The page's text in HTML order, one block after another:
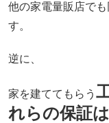
他の家電量販店で
す。
逆に、
家を建ててもらう
れらの保証